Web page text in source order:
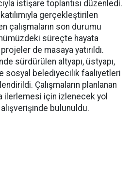
istişare toplantısı düzenledi.
gerçekleştirilen
çalışmaların son durumu
süreçte hayata
de masaya yatırıldı.
sürdürülen altyapı, üstyapı,
sosyal belediyecilik faaliyetleri
Çalışmaların planlanan
için izlenecek yol
bulunuldu.